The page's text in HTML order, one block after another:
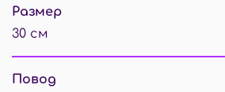
Размер
30 см
Повод